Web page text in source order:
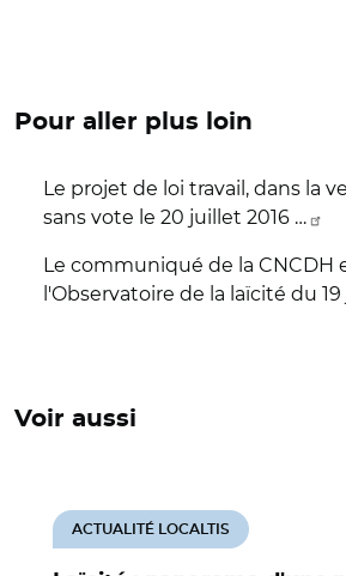
Pour aller plus loin
Le projet de loi travail, dans la
sans vote le 20 juillet 2016 …
Le communiqué de la CNCDH
l'Observatoire de la laïcité du
Voir aussi
ACTUALITÉ LOCALTIS